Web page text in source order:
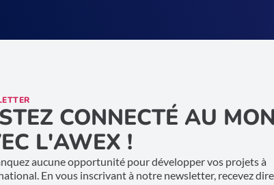
CONNECTÉ AU
L'AWEX !
aucune opportunité pour développer vos projets à
En vous inscrivant à notre newsletter, recevez